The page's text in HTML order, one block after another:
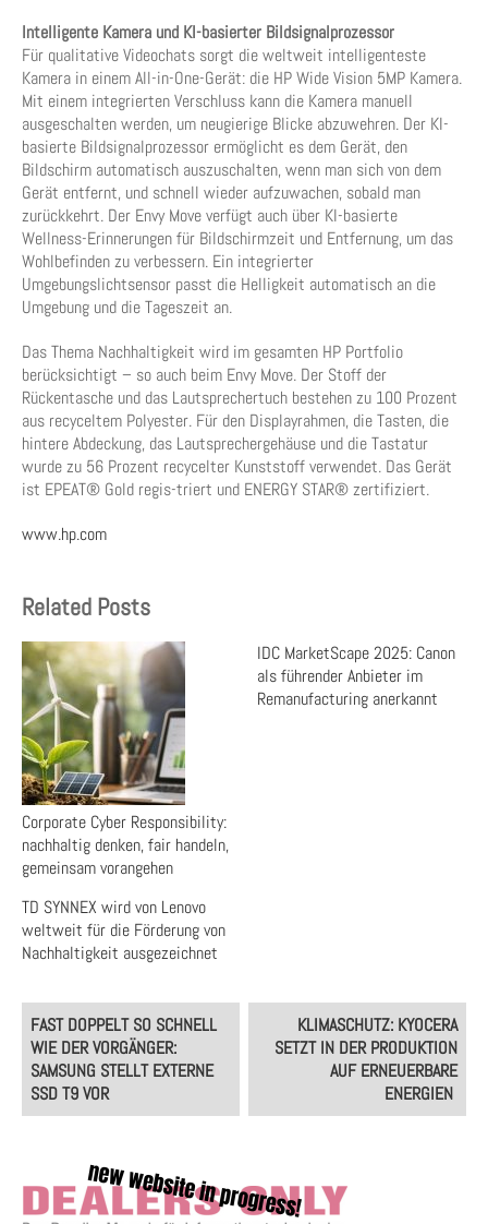
Intelligente Kamera und KI-basierter Bildsignalprozessor
Für qualitative Videochats sorgt die weltweit intelligenteste
Kamera in einem All-in-One-Gerät: die HP Wide Vision 5MP Kamera.
Mit einem integrierten Verschluss kann die Kamera manuell
ausgeschalten werden, um neugierige Blicke abzuwehren. Der KI-
basierte Bildsignalprozessor ermöglicht es dem Gerät, den
Bildschirm automatisch auszuschalten, wenn man sich von dem
Gerät entfernt, und schnell wieder aufzuwachen, sobald man
zurückkehrt. Der Envy Move verfügt auch über KI-basierte
Wellness-Erinnerungen für Bildschirmzeit und Entfernung, um das
Wohlbefinden zu verbessern. Ein integrierter
Umgebungslichtsensor passt die Helligkeit automatisch an die
Umgebung und die Tageszeit an.
Das Thema Nachhaltigkeit wird im gesamten HP Portfolio
berücksichtigt – so auch beim Envy Move. Der Stoff der
Rückentasche und das Lautsprechertuch bestehen zu 100 Prozent
aus recyceltem Polyester. Für den Displayrahmen, die Tasten, die
hintere Abdeckung, das Lautsprechergehäuse und die Tastatur
wurde zu 56 Prozent recycelter Kunststoff verwendet. Das Gerät
ist EPEAT® Gold regis-triert und ENERGY STAR® zertifiziert.
www.hp.com
Related Posts
Corporate Cyber Responsibility:
nachhaltig denken, fair handeln,
gemeinsam vorangehen
IDC MarketScape 2025: Canon
als führender Anbieter im
Remanufacturing anerkannt
TD SYNNEX wird von Lenovo
weltweit für die Förderung von
Nachhaltigkeit ausgezeichnet
Post
navigation
FAST DOPPELT SO SCHNELL
WIE DER VORGÄNGER:
SAMSUNG STELLT EXTERNE
SSD T9 VOR
KLIMASCHUTZ: KYOCERA
SETZT IN DER PRODUKTION
AUF ERNEUERBARE
ENERGIEN